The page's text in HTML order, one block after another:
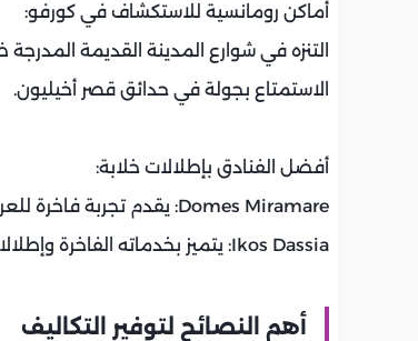
أماكن رومانسية للاستكشاف في كورفو:
التنزه في شوارع المدينة القديمة
الاستمتاع بجولة في حدائق قصر أخيليون.
أفضل الفنادق بإطلالات خلابة:
Domes Miramare: يقدم تجربة فاخرة للعرسان الجدد.
Ikos Dassia: يتميز بخدماته الفاخرة وإطلالاته المميزة.
أهم النصائح لتوفير التكاليف